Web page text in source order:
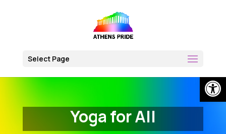
Select Page
Yoga for All